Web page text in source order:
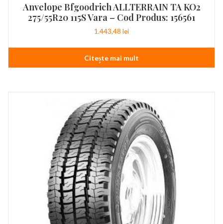
Anvelope Bfgoodrich ALLTERRAIN TA KO2
275/55R20 115S Vara – Cod Produs: 156561
1.443,48 lei
Citește mai mult